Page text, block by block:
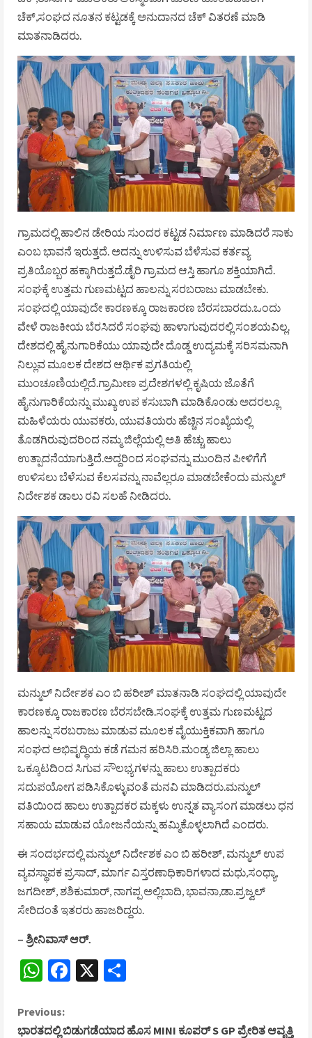
ಚೆಕ್,ಸಂಘದ ನೂತನ ಕಟ್ಟಡಕ್ಕೆ ಅನುದಾನದ ಚೆಕ್ ವಿತರಣೆ ಮಾಡಿ
ಮಾತನಾಡಿದರು.
ಗ್ರಾಮದಲ್ಲಿ ಹಾಲಿನ ಡೇರಿಯ ಸುಂದರ ಕಟ್ಟಡ ನಿರ್ಮಾಣ ಮಾಡಿದರೆ ಸಾಕು
ಎಂಬ ಭಾವನೆ ಇರುತ್ತದೆ. ಅದನ್ನು ಉಳಿಸುವ ಬೆಳೆಸುವ ಕರ್ತವ್ಯ
ಪ್ರತಿಯೊಬ್ಬರ ಹಕ್ಕಾಗಿರುತ್ತದೆ.ಡೈರಿ ಗ್ರಾಮದ ಆಸ್ತಿ ಹಾಗೂ ಶಕ್ತಿಯಾಗಿದೆ.
ಸಂಘಕ್ಕೆ ‌ಉತ್ತಮ ಗುಣಮಟ್ಟದ ಹಾಲನ್ನು ಸರಬರಾಜು ಮಾಡಬೇಕು.
ಸಂಘದಲ್ಲಿ ಯಾವುದೇ ಕಾರಣಕ್ಕೂ ರಾಜಕಾರಣ ಬೆರಸಬಾರದು.ಒಂದು
ವೇಳೆ ರಾಜಕೀಯ ಬೆರಸಿದರೆ ಸಂಘವು ಹಾಳಾಗುವುದರಲ್ಲಿ ಸಂಶಯವಿಲ್ಲ.
ದೇಶದಲ್ಲಿ ಹೈನುಗಾರಿಕೆಯು ಯಾವುದೇ ದೊಡ್ಡ ಉದ್ಯಮಕ್ಕೆ ಸರಿಸಮನಾಗಿ
ನಿಲ್ಲುವ ಮೂಲಕ ದೇಶದ ಆರ್ಥಿಕ ಪ್ರಗತಿಯಲ್ಲಿ
ಮುಂಚೂಣಿಯಲ್ಲಿದೆ.ಗ್ರಾಮೀಣ ಪ್ರದೇಶಗಳಲ್ಲಿ ಕೃಷಿಯ ಜೊತೆಗೆ
ಹೈನುಗಾರಿಕೆಯನ್ನು ಮುಖ್ಯ ಉಪ ಕಸುಬಾಗಿ ಮಾಡಿಕೊಂಡು ಅದರಲ್ಲೂ
ಮಹಿಳೆಯರು ಯುವಕರು, ಯುವತಿಯರು ಹೆಚ್ಚಿನ ಸಂಖ್ಯೆಯಲ್ಲಿ
ತೊಡಗಿರುವುದರಿಂದ ನಮ್ಮ ಜಿಲ್ಲೆಯಲ್ಲಿ ಅತಿ ಹೆಚ್ಚು ಹಾಲು
ಉತ್ಪಾದನೆಯಾಗುತ್ತಿದೆ.ಅದ್ದರಿಂದ ಸಂಘವನ್ನು ಮುಂದಿನ ಪೀಳಿಗೆಗೆ
ಉಳಿಸಲು ಬೆಳೆಸುವ ಕೆಲಸವನ್ನು ನಾವೆಲ್ಲರೂ ಮಾಡಬೇಕೆಂದು ಮನ್ಮುಲ್
ನಿರ್ದೇಶಕ ಡಾಲು ರವಿ ಸಲಹೆ ನೀಡಿದರು.
ಮನ್ಮುಲ್ ನಿರ್ದೇಶಕ ಎಂ ಬಿ ಹರೀಶ್ ಮಾತನಾಡಿ ಸಂಘದಲ್ಲಿ ಯಾವುದೇ
ಕಾರಣಕ್ಕೂ ರಾಜಕಾರಣ ಬೆರಸಬೇಡಿ.ಸಂಘಕ್ಕೆ ಉತ್ತಮ ಗುಣಮಟ್ಟದ
ಹಾಲನ್ನು ಸರಬರಾಜು ಮಾಡುವ ಮೂಲಕ ವೈಯುಕ್ತಿಕವಾಗಿ ಹಾಗೂ
ಸಂಘದ ಅಭಿವೃದ್ಧಿಯ ಕಡೆ ಗಮನ ಹರಿಸಿರಿ.ಮಂಡ್ಯ ಜಿಲ್ಲಾ ಹಾಲು
ಒಕ್ಕೂಟದಿಂದ ಸಿಗುವ ಸೌಲಭ್ಯಗಳನ್ನು ಹಾಲು ಉತ್ಪಾದಕರು
ಸದುಪಯೋಗ ಪಡಿಸಿಕೊಳ್ಳುವಂತೆ ಮನವಿ ಮಾಡಿದರು.ಮನ್ಮುಲ್
ವತಿಯಿಂದ ಹಾಲು ಉತ್ಪಾದಕರ ಮಕ್ಕಳು ಉನ್ನತ ವ್ಯಾಸಂಗ ಮಾಡಲು ಧನ
ಸಹಾಯ ಮಾಡುವ ಯೋಜನೆಯನ್ನು ಹಮ್ಮಿಕೊಳ್ಳಲಾಗಿದೆ ಎಂದರು.
ಈ ಸಂದರ್ಭದಲ್ಲಿ ಮನ್ಮುಲ್ ನಿರ್ದೇಶಕ ಎಂ ಬಿ ಹರೀಶ್, ಮನ್ಮುಲ್ ಉಪ
ವ್ಯವಸ್ಥಾಪಕ ಪ್ರಸಾದ್, ಮಾರ್ಗ ವಿಸ್ತರಣಾಧಿಕಾರಿಗಳಾದ ಮಧು,ಸಂಧ್ಯಾ,
ಜಗದೀಶ್, ಶಶಿಕುಮಾರ್, ನಾಗಪ್ಪ ಅಲ್ಲಿಬಾದಿ, ಭಾವನಾ,ಡಾ.ಪ್ರಜ್ವಲ್
ಸೇರಿದಂತೆ ಇತರರು ಹಾಜರಿದ್ದರು.
– ಶ್ರೀನಿವಾಸ್‌ ಆರ್.
WhatsApp
Facebook
X
C
Previous:
ಭಾರತದಲ್ಲಿ ಬಿಡುಗಡೆಯಾದ ಹೊಸ MINI ಕೂಪರ್ S GP ಪ್ರೇರಿತ ಆವೃತ್ತಿ